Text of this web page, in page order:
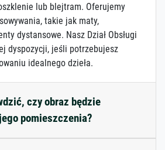
lub blejtram. Oferujemy
takie jak maty,
dystansowe. Nasz Dział Obsługi
dyspozycji, jeśli potrzebujesz
idealnego dzieła.
czy obraz będzie
pomieszczenia?